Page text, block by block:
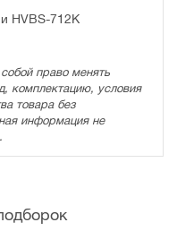
HVBS-712K
право менять
комплектацию, условия
товара без
информация не